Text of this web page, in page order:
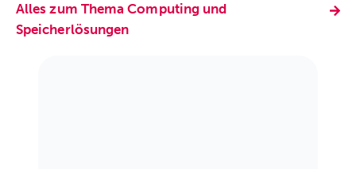
Alles zum Thema Computing und
Speicherlösungen